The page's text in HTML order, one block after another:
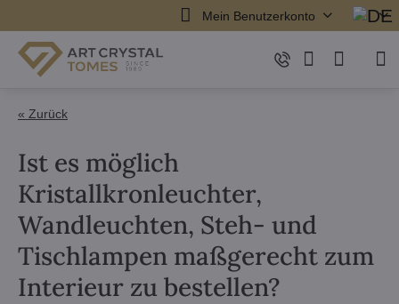
Mein Benutzerkonto
« Zurück
Ist es möglich
Kristallkronleuchter,
Wandleuchten, Steh- und
Tischlampen maßgerecht zum
Interieur zu bestellen?